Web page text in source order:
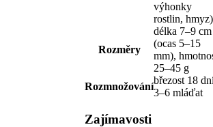
výhonky
rostlin, hmyz)
Rozměry
délka 7–9 cm
(ocas 5–15
mm),
25–45 g
Rozmnožování
březost 18
3–6 mláďat
Zajímavosti